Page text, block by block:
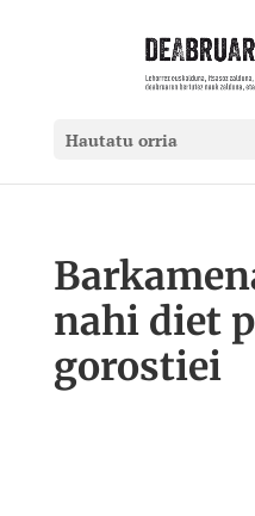
Hautatu orria
nahi diet
gorostiei